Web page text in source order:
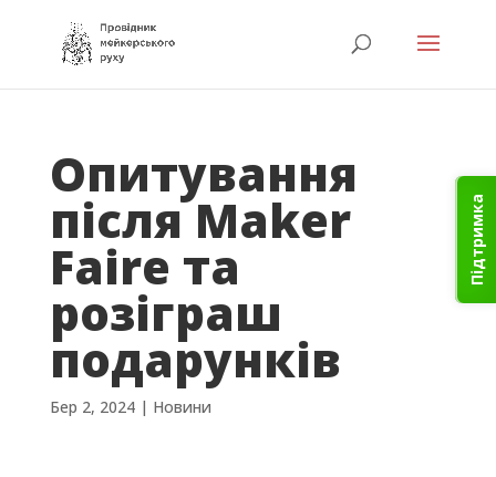
Підтримка
Опитування
після Maker
Faire та
розіграш
подарунків
Бер 2, 2024| Новини